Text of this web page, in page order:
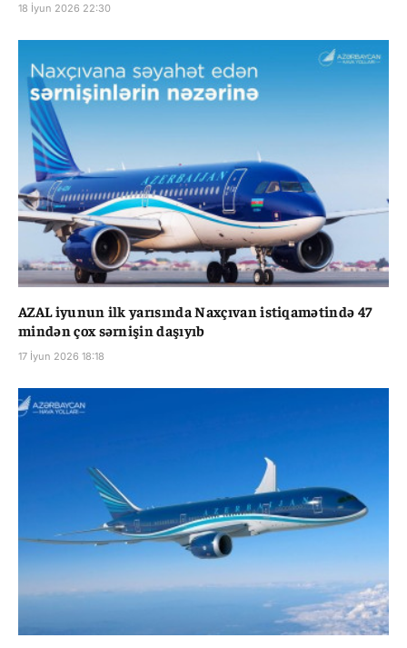
18 İyun 2026 22:30
AZAL iyunun ilk yarısında Naxçıvan istiqamətində 47
mindən çox sərnişin daşıyıb
17 İyun 2026 18:18